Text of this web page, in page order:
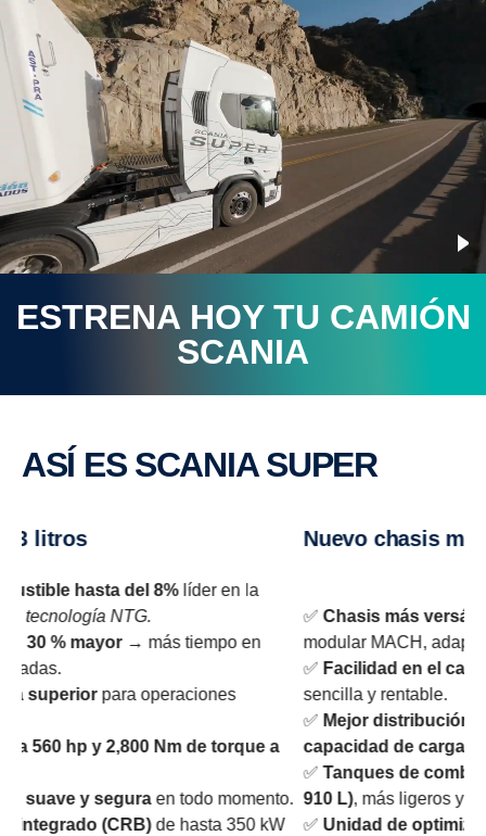
ESTRENA HOY TU CAMIÓN
SCANIA
ASÍ ES SCANIA SUPER
del 8% líder en la
→ más tiempo en
operaciones
Nm de torque a
en todo momento.
de hasta 350 kW
Nuevo chasis modular
Chasis más versátil y robusto
modular MACH, adaptado a cada
Facilidad en el carrozado,
sencilla y rentable.
Mejor distribución de cargaque
capacidad de carga útily
Tanques de combustible de
910 L), más ligeros y resistentes.
✅Unidad de optimización de